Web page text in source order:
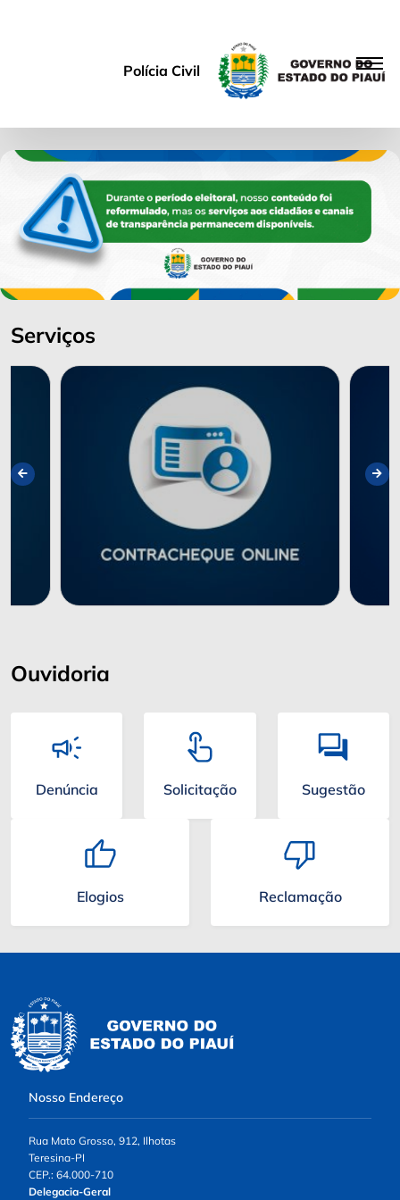
Polícia Civil
Serviços
Ouvidoria
Denúncia Solicitação Sugestão
Elogios Reclamação
Nosso Endereço
Rua Mato Grosso, 912, Ilhotas
Teresina-PI
CEP.: 64.000-710
Delegacia-Geral